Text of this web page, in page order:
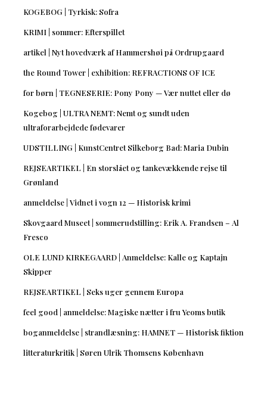
KOGEBOG | Tyrkisk: Sofra
KRIMI | sommer: Efterspillet
artikel | Nyt hovedværk af Hammershøi på Ordrupgaard
the Round Tower | exhibition: REFRACTIONS OF ICE
for børn | TEGNESERIE: Pony Pony — Vær nuttet eller dø
Kogebog | ULTRA NEMT: Nemt og sundt uden
ultraforarbejdede fødevarer
UDSTILLING | KunstCentret Silkeborg Bad: Maria Dubin
REJSEARTIKEL | En storslået og tankevækkende rejse til
Grønland
anmeldelse | Vidnet i vogn 12 — Historisk krimi
Skovgaard Museet | sommerudstilling: Erik A. Frandsen – Al
Fresco
OLE LUND KIRKEGAARD | Anmeldelse: Kalle og Kaptajn
Skipper
REJSEARTIKEL | Seks uger gennem Europa
feel good | anmeldelse: Magiske nætter i fru Yeoms butik
boganmeldelse | strandlæsning: HAMNET — Historisk fiktion
litteraturkritik | Søren Ulrik Thomsens København